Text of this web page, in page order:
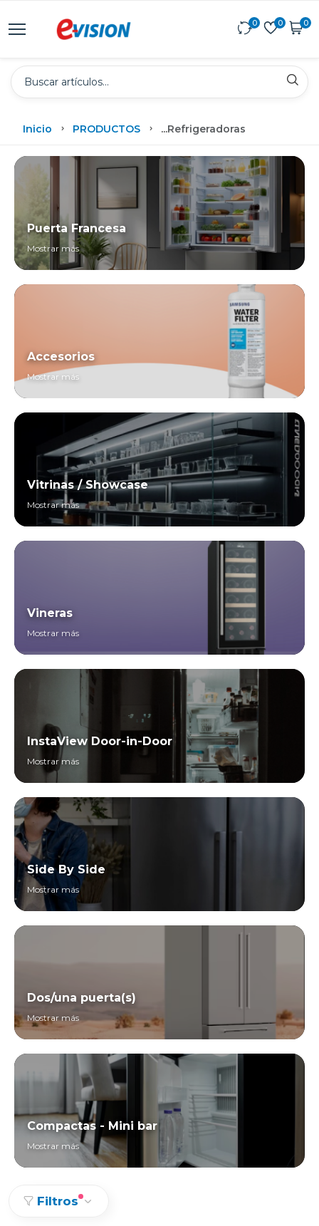
0 0 0
Inicio PRODUCTOS ...Refrigeradoras
Puerta Francesa
Mostrar más
Accesorios
Mostrar más
Vitrinas / Showcase
Mostrar más
Vineras
Mostrar más
InstaView Door-in-Door
Mostrar más
Side By Side
Mostrar más
Dos/una puerta(s)
Mostrar más
Compactas - Mini bar
Mostrar más
Filtros